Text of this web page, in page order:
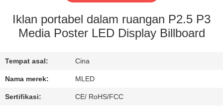
KONTROL
COMPANY
NEWS
Iklan portabel dalam ruangan P2.5 P3
Media Poster LED Display Billboard
Tempat asal: Cina
Nama merek: MLED
Sertifikasi: CE/ RoHS/FCC